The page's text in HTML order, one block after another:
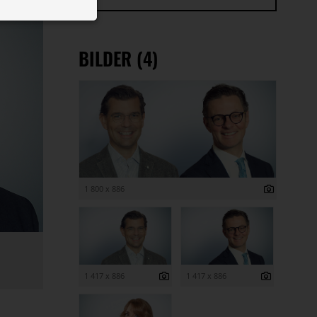
BILDER (4)
1 800 x 886
1 417 x 886 1 417 x 886
der
auf Ihrem